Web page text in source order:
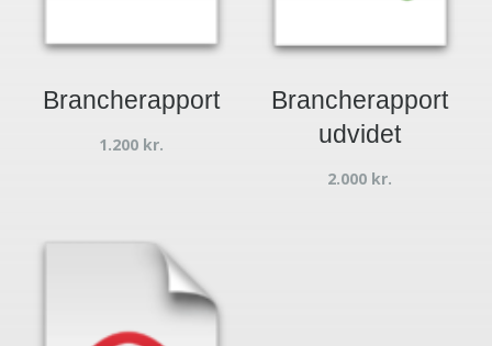
Brancherapport
1.200 kr.
Brancherapport
udvidet
2.000 kr.